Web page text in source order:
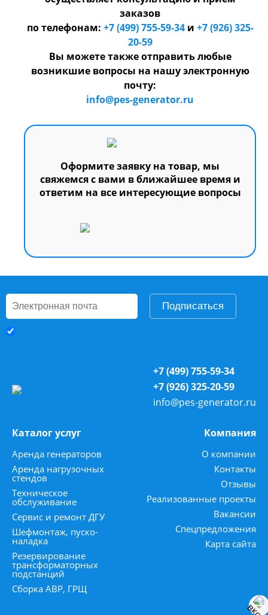
заказов
по телефонам: +7 (499) 755-59-34и +7 (926) 325-
20-59
Вы можете также отправить любые
возникшие вопросы на нашу электронную
почту:
info@pes-generator.ru
Оформите заявку на товар, мы
свяжемся с вами в ближайшее время и
ответим на все интересующие вопросы
Подписаться
+7 (499) 755-59-34
+7 (926) 325-20-59
info@pes-generator.ru
Каталог услуг
Аренда генераторов
Аренда нагрузочных
стендов
Техническое
обслуживание
Сервис и ремонт ДГУ
Шефмонтаж, пуско-
наладка
Резервирование
трансформаторных
подстанций
Сборка АВР, ГРЩ
Компания
О компании
Контакты
Отзывы
Реализованные проекты
Вакансии
Спецпредложения
Карта сайта